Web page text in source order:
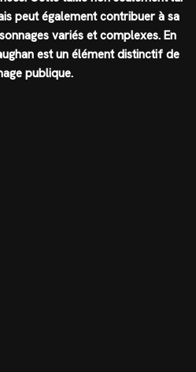
peut également contribuer à sa
variés et complexes. En
est un élément distinctif de
publique.